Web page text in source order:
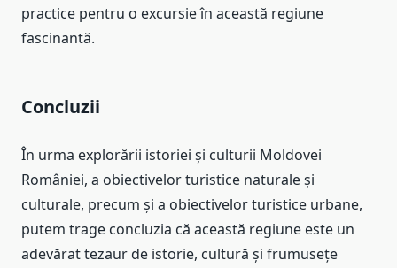
practice pentru o excursie în această regiune
fascinantă.
Concluzii
În urma explorării istoriei și culturii Moldovei
României, a obiectivelor turistice naturale și
culturale, precum și a obiectivelor turistice urbane,
putem trage concluzia că această regiune este un
adevărat tezaur de istorie, cultură și frumusețe